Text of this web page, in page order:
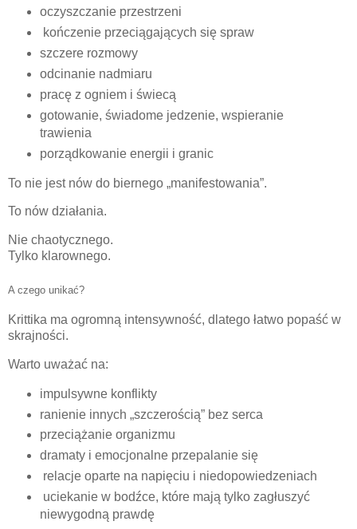
oczyszczanie przestrzeni
kończenie przeciągających się spraw
szczere rozmowy
odcinanie nadmiaru
pracę z ogniem i świecą
gotowanie, świadome jedzenie, wspieranie
trawienia
porządkowanie energii i granic
To nie jest nów do biernego „manifestowania”.
To nów działania.
Nie chaotycznego.
Tylko klarownego.
A czego unikać?
Krittika ma ogromną intensywność, dlatego łatwo popaść w
skrajności.
Warto uważać na:
impulsywne konflikty
ranienie innych „szczerością” bez serca
przeciążanie organizmu
dramaty i emocjonalne przepalanie się
relacje oparte na napięciu i niedopowiedzeniach
uciekanie w bodźce, które mają tylko zagłuszyć
niewygodną prawdę